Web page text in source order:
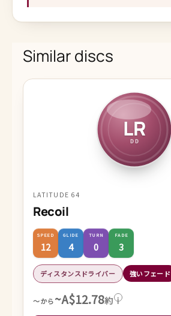
Similar discs
LR
DD
LATITUDE 64
Recoil
SPEED
12
GLIDE
4
TURN
0
FADE
3
ディスタンスドライバー 強いフェード
～から~A$12.78約 i